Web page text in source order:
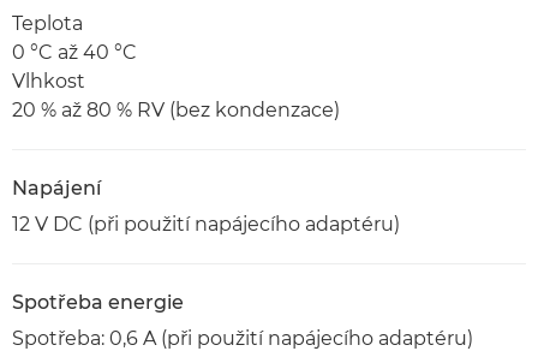
Teplota
0 °C až 40 °C
Vlhkost
20 % až 80 % RV (bez kondenzace)
Napájení
12 V DC (při použití napájecího adaptéru)
Spotřeba energie
Spotřeba: 0,6 A (při použití napájecího adaptéru)